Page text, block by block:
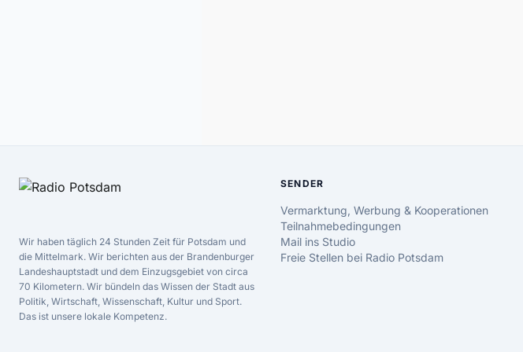
Wir haben täglich 24 Stunden Zeit für Potsdam und
die Mittelmark. Wir berichten aus der Brandenburger
Landeshauptstadt und dem Einzugsgebiet von circa
70 Kilometern. Wir bündeln das Wissen der Stadt aus
Politik, Wirtschaft, Wissenschaft, Kultur und Sport.
Das ist unsere lokale Kompetenz.
SENDER
Vermarktung, Werbung & Kooperationen
Teilnahmebedingungen
Mail ins Studio
Freie Stellen bei Radio Potsdam